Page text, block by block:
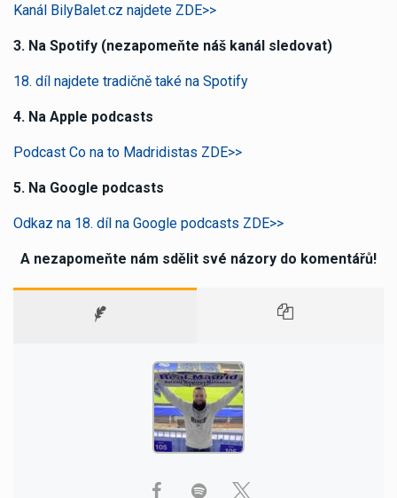
Kanál BilyBalet.cz najdete ZDE>>
3. Na Spotify (nezapomeňte náš kanál sledovat)
18. díl najdete tradičně také na Spotify
4. Na Apple podcasts
Podcast Co na to Madridistas ZDE>>
5. Na Google podcasts
Odkaz na 18. díl na Google podcasts ZDE>>
A nezapomeňte nám sdělit své názory do komentářů!